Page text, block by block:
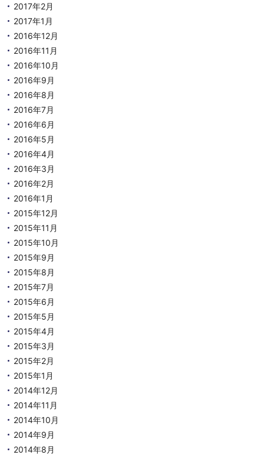
2017年2月
2017年1月
2016年12月
2016年11月
2016年10月
2016年9月
2016年8月
2016年7月
2016年6月
2016年5月
2016年4月
2016年3月
2016年2月
2016年1月
2015年12月
2015年11月
2015年10月
2015年9月
2015年8月
2015年7月
2015年6月
2015年5月
2015年4月
2015年3月
2015年2月
2015年1月
2014年12月
2014年11月
2014年10月
2014年9月
2014年8月